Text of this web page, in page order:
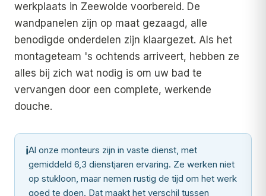
werkplaats in Zeewolde voorbereid. De
wandpanelen zijn op maat gezaagd, alle
benodigde onderdelen zijn klaargezet. Als het
montageteam 's ochtends arriveert, hebben ze
alles bij zich wat nodig is om uw bad te
vervangen door een complete, werkende
douche.
ℹAl onze monteurs zijn in vaste dienst, met
gemiddeld 6,3 dienstjaren ervaring. Ze werken niet
op stukloon, maar nemen rustig de tijd om het werk
goed te doen. Dat maakt het verschil tussen